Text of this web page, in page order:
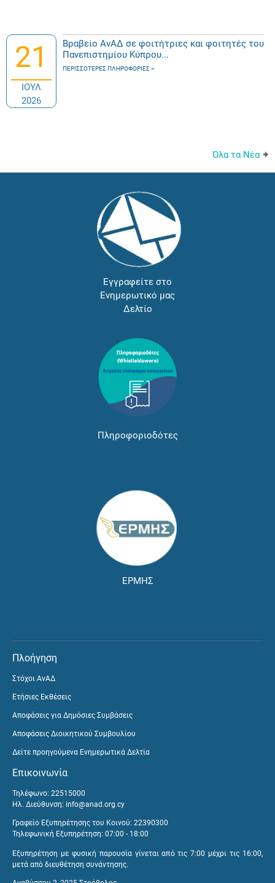
21
ΙΟΥΛ
2026
Βραβείο ΑνΑΔ σε φοιτήτριες και φοιτητές του
Πανεπιστημίου Κύπρου...
ΠΕΡΙΣΣΌΤΕΡΕΣ ΠΛΗΡΟΦΟΡΊΕΣ
Όλα τα Νέα
Εγγραφείτε στο
Ενημερωτικό μας
Δελτίο
Πληροφοριοδότες
ΕΡΜΗΣ
Πλοήγηση
Στόχοι ΑνΑΔ
Ετήσιες Εκθέσεις
Αποφάσεις για Δημόσιες Συμβάσεις
Αποφάσεις Διοικητικού Συμβουλίου
Δείτε προηγούμενα Ενημερωτικά Δελτία
Επικοινωνία
Τηλέφωνο: 22515000
Ηλ. Διεύθυνση: info@anad.org.cy
Γραφείο Εξυπηρέτησης του Κοινού: 22390300
Τηλεφωνική Εξυπηρέτηση: 07:00 - 18:00
Εξυπηρέτηση με φυσική παρουσία γίνεται από τις 7:00 μέχρι τις 16:00,
μετά από διευθέτηση συνάντησης.